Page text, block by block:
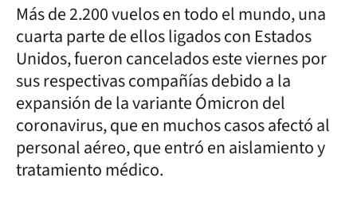
Más de 2.200 vuelos en todo el mundo, una
cuarta parte de ellos ligados con Estados
Unidos, fueron cancelados este viernes por
sus respectivas compañías debido a la
expansión de la variante Ómicron del
coronavirus, que en muchos casos afectó al
personal aéreo, que entró en aislamiento y
tratamiento médico.